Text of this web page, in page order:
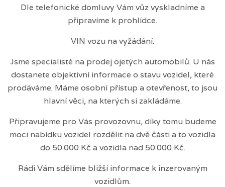
Dle telefonické domluvy Vám vůz vyskladníme a
připravíme k prohlídce.
VIN vozu na vyžádání.
Jsme specialisté na prodej ojetých automobilů. U nás
dostanete objektivní informace o stavu vozidel, které
prodáváme. Máme osobní přístup a otevřenost, to jsou
hlavní věci, na kterých si zakládáme.
Připravujeme pro Vás provozovnu, díky tomu budeme
moci nabídku vozidel rozdělit na dvě části a to vozidla
do 50.000 Kč a vozidla nad 50.000 Kč.
Rádi Vám sdělíme bližší informace k inzerovaným
vozidlům.